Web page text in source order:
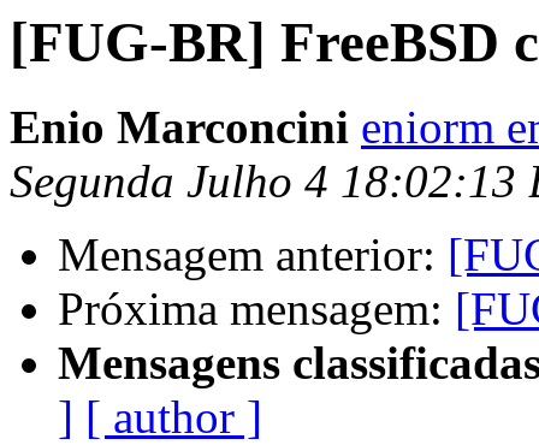
[FUG-BR] FreeBSD
Enio Marconcini eniorm
Segunda Julho 4 18:02:13
Mensagem anterior:
Próxima mensagem:
Mensagens
] [ author ]